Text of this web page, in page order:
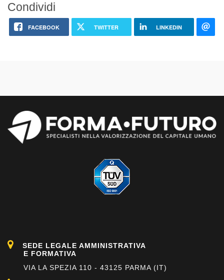
Condividi
FACEBOOK TWITTER LINKEDIN
SEDE LEGALE AMMINISTRATIVA
E FORMATIVA
VIA LA SPEZIA 110 - 43125 PARMA (IT)